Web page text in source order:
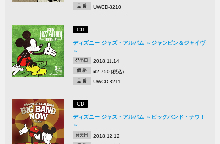
品 番 UWCD-8210
CD
ディズニー ジャズ・アルバム ～ジャンピン＆ジャイヴ
～
発売日 2018.11.14
価 格 ¥2,750 (税込)
品 番 UWCD-8211
CD
ディズニー ジャズ・アルバム ～ビッグバンド・ナウ！
～
発売日 2018.12.12